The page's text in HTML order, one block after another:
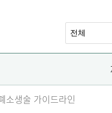
소생술 가이드라인